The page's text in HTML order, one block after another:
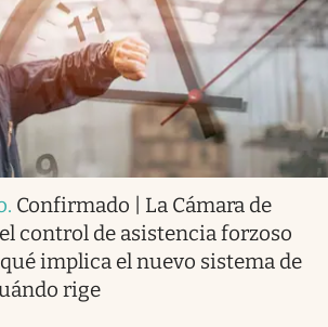
. Confirmado | La Cámara de
control de asistencia forzoso
implica el nuevo sistema de
rige